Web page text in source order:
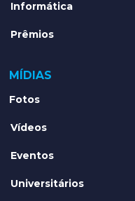
Informática
Prêmios
MÍDIAS
Fotos
Vídeos
Eventos
Universitários